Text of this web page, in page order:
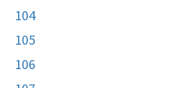
104
105
106